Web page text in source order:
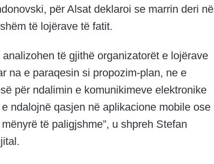
për Alsat deklaroi se marrin deri në
të lojërave të fatit.
të gjithë organizatorët e lojërave
na e paraqesin si propozim-plan, ne e
për ndalimin e komunikimeve elektronike
ndalojnë qasjen në aplikacione mobile ose
të paligjshme”, u shpreh Stefan